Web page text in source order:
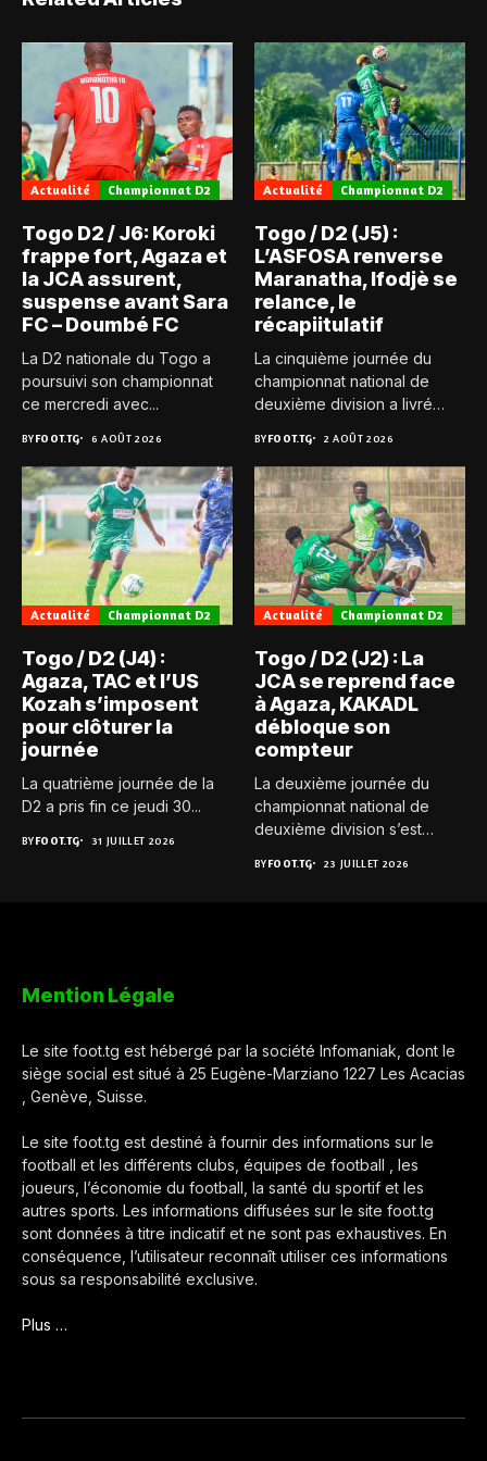
Actualité Championnat D2
Togo D2 / J6: Koroki
frappe fort, Agaza et
la JCA assurent,
suspense avant Sara
FC – Doumbé FC
La D2 nationale du Togo a
poursuivi son championnat
ce mercredi avec...
BYFOOT.TG 6 AOÛT 2026
Actualité Championnat D2
Togo / D2 (J5) :
L’ASFOSA renverse
Maranatha, Ifodjè se
relance, le
récapiitulatif
La cinquième journée du
championnat national de
deuxième division a livré
BYFOOT.TG 2 AOÛT 2026
Actualité Championnat D2
Togo / D2 (J4) :
Agaza, TAC et l’US
Kozah s’imposent
pour clôturer la
journée
La quatrième journée de la
D2 a pris fin ce jeudi 30...
BYFOOT.TG 31 JUILLET 2026
Actualité Championnat D2
Togo / D2 (J2) : La
JCA se reprend face
à Agaza, KAKADL
débloque son
compteur
La deuxième journée du
championnat national de
deuxième division s’est
BYFOOT.TG 23 JUILLET 2026
Mention Légale
Le site foot.tg est hébergé par la société Infomaniak, dont le
siège social est situé à 25 Eugène-Marziano 1227 Les Acacias
, Genève, Suisse.
Le site foot.tg est destiné à fournir des informations sur le
football et les différents clubs, équipes de football , les
joueurs, l’économie du football, la santé du sportif et les
autres sports. Les informations diffusées sur le site foot.tg
sont données à titre indicatif et ne sont pas exhaustives. En
conséquence, l’utilisateur reconnaît utiliser ces informations
sous sa responsabilité exclusive.
Plus …